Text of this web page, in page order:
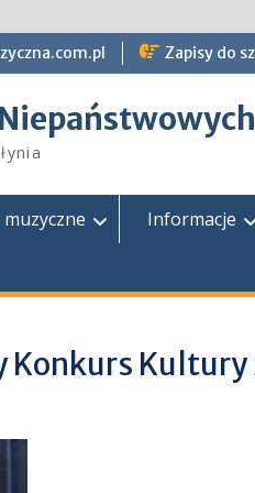
Zapisy do
muzyczne Informacje
Konkurs